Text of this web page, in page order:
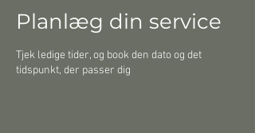
Planlæg din service
Tjek ledige tider, og book den dato og det
tidspunkt, der passer dig